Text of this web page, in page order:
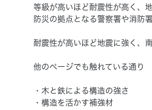
等級が高いほど耐震性が高く、
防災の拠点となる警察署や消防
耐震性が高いほど地震に強く、
他のページでも触れている通り
・木と鉄による構造の強さ
・構造を活かす補強材